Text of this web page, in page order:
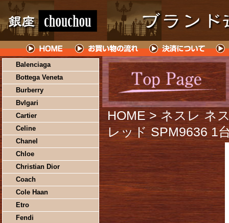
Balenciaga
Bottega Veneta
Burberry
Bvlgari
Cartier
Celine
Chanel
Chloe
Christian Dior
Coach
Cole Haan
Etro
Fendi
HOME > ネスレ ネ
レッド SPM9636 1